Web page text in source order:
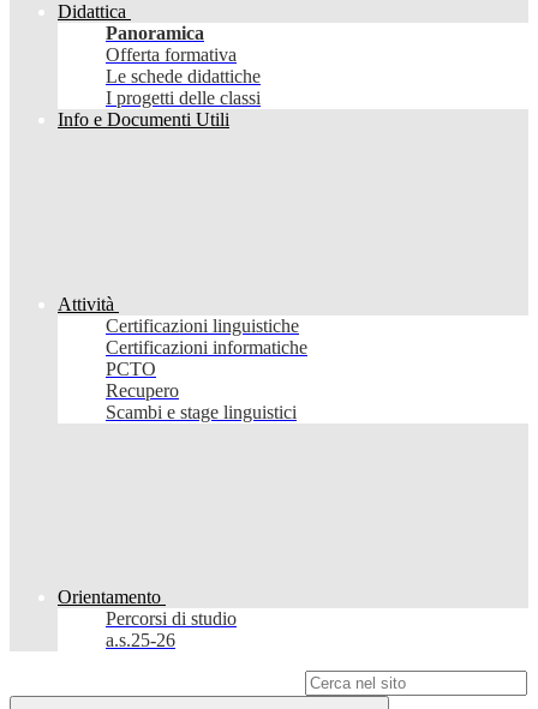
Didattica
Panoramica
Offerta formativa
Le schede didattiche
I progetti delle classi
Info e Documenti Utili
Attività
Certificazioni linguistiche
Certificazioni informatiche
PCTO
Recupero
Scambi e stage linguistici
Orientamento
Percorsi di studio
a.s.25-26